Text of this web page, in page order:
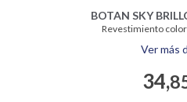
BOTAN SKY
Revestimiento
Ver más
34,